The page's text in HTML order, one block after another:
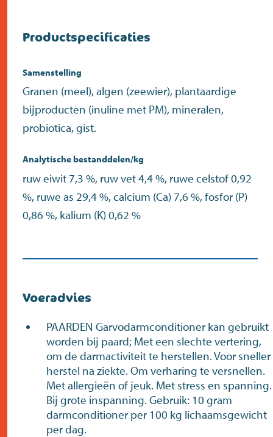
Productspecificaties
Samenstelling
Granen (meel), algen (zeewier), plantaardige
bijproducten (inuline met PM), mineralen,
probiotica, gist.
Analytische bestanddelen/kg
ruw eiwit 7,3 %, ruw vet 4,4 %, ruwe celstof 0,92
%, ruwe as 29,4 %, calcium (Ca) 7,6 %, fosfor (P)
0,86 %, kalium (K) 0,62 %
Voeradvies
PAARDEN Garvodarmconditioner kan gebruikt
worden bij paard; Met een slechte vertering,
om de darmactiviteit te herstellen. Voor sneller
herstel na ziekte. Om verharing te versnellen.
Met allergieën of jeuk. Met stress en spanning.
Bij grote inspanning. Gebruik: 10 gram
darmconditioner per 100 kg lichaamsgewicht
per dag.